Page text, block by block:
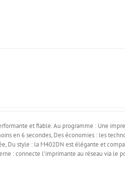
et fiable. Au programme : Une
en 6 secondes, Des économies : les
Du style : la M402DN est élégante et
: connecte l’imprimante au réseau via le